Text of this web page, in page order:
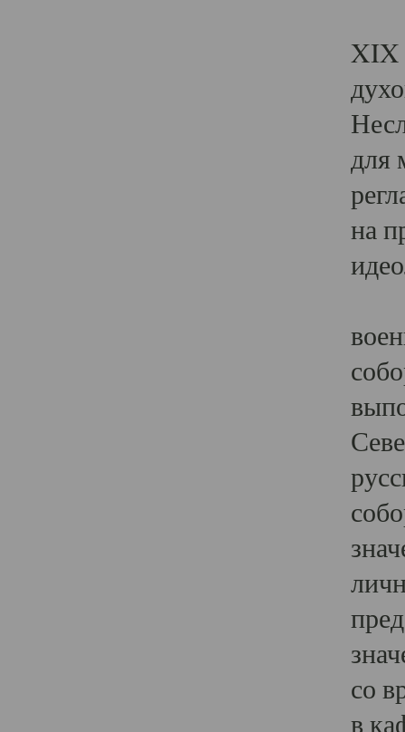
XIX
для
на
со
в